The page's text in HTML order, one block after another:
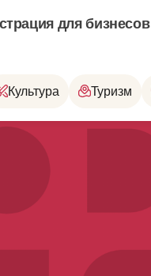
для бизнесов
Культура Туризм